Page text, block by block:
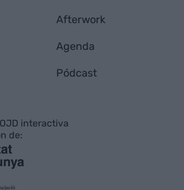
Afterwork
Agenda
Pódcast
interactiva
de: